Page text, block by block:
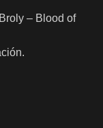
– Blood of